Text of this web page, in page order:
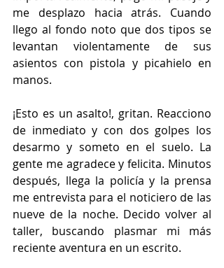
me desplazo hacia atrás. Cuando
llego al fondo noto que dos tipos se
levantan violentamente de sus
asientos con pistola y picahielo en
manos.
¡Esto es un asalto!, gritan. Reacciono
de inmediato y con dos golpes los
desarmo y someto en el suelo. La
gente me agradece y felicita. Minutos
después, llega la policía y la prensa
me entrevista para el noticiero de las
nueve de la noche. Decido volver al
taller, buscando plasmar mi más
reciente aventura en un escrito.